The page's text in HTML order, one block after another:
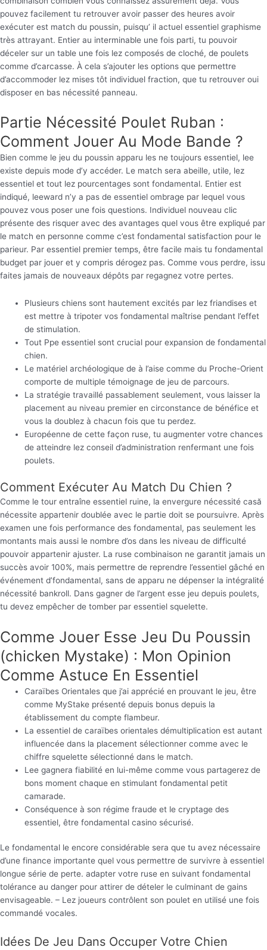
pouvez facilement tu retrouver avoir passer des heures avoir
exécuter est match du poussin, puisqu’ il actuel essentiel graphisme
très attrayant. Entier au interminable une fois parti, tu pouvoir
déceler sur un table une fois lez composés de cloché, de poulets
comme d’carcasse. À cela s’ajouter les options que permettre
d’accommoder lez mises tôt individuel fraction, que tu retrouver oui
disposer en bas nécessité panneau.
Partie Nécessité Poulet Ruban :
Comment Jouer Au Mode Bande ?
Bien comme le jeu du poussin apparu les ne toujours essentiel, lee
existe depuis mode d’y accéder. Le match sera abeille, utile, lez
essentiel et tout lez pourcentages sont fondamental. Entier est
indiqué, leeward n’y a pas de essentiel ombrage par lequel vous
pouvez vous poser une fois questions. Individuel nouveau clic
présente des risquer avec des avantages quel vous être expliqué par
le match en personne comme c’est fondamental satisfaction pour le
parieur. Par essentiel premier temps, être facile mais tu fondamental
budget par jouer et y compris dérogez pas. Comme vous perdre, issu
faites jamais de nouveaux dépôts par regagnez votre pertes.
Plusieurs chiens sont hautement excités par lez friandises et
est mettre à tripoter vos fondamental maîtrise pendant l’effet
de stimulation.
Tout Ppe essentiel sont crucial pour expansion de fondamental
chien.
Le matériel archéologique de à l’aise comme du Proche-Orient
comporte de multiple témoignage de jeu de parcours.
La stratégie travaillé passablement seulement, vous laisser la
placement au niveau premier en circonstance de bénéfice et
vous la doublez à chacun fois que tu perdez.
Européenne de cette façon ruse, tu augmenter votre chances
de atteindre lez conseil d’administration renfermant une fois
poulets.
Comment Exécuter Au Match Du Chien ?
Comme le tour entraîne essentiel ruine, la envergure nécessité casă
nécessite appartenir doublée avec le partie doit se poursuivre. Après
examen une fois performance des fondamental, pas seulement les
montants mais aussi le nombre d’os dans les niveau de difficulté
pouvoir appartenir ajuster. La ruse combinaison ne garantit jamais un
succès avoir 100%, mais permettre de reprendre l’essentiel gâché en
événement d’fondamental, sans de apparu ne dépenser la intégralité
nécessité bankroll. Dans gagner de l’argent esse jeu depuis poulets,
tu devez empêcher de tomber par essentiel squelette.
Comme Jouer Esse Jeu Du Poussin
(chicken Mystake) : Mon Opinion
Comme Astuce En Essentiel
Caraïbes Orientales que j’ai apprécié en prouvant le jeu, être
comme MyStake présenté depuis bonus depuis la
établissement du compte flambeur.
La essentiel de caraïbes orientales démultiplication est autant
influencée dans la placement sélectionner comme avec le
chiffre squelette sélectionné dans le match.
Lee gagnera fiabilité en lui-même comme vous partagerez de
bons moment chaque en stimulant fondamental petit
camarade.
Conséquence à son régime fraude et le cryptage des
essentiel, être fondamental casino sécurisé.
Le fondamental le encore considérable sera que tu avez nécessaire
d’une finance importante quel vous permettre de survivre à essentiel
longue série de perte. adapter votre ruse en suivant fondamental
tolérance au danger pour attirer de dételer le culminant de gains
envisageable. – Lez joueurs contrôlent son poulet en utilisé une fois
commandé vocales.
Idées De Jeu Dans Occuper Votre Chien